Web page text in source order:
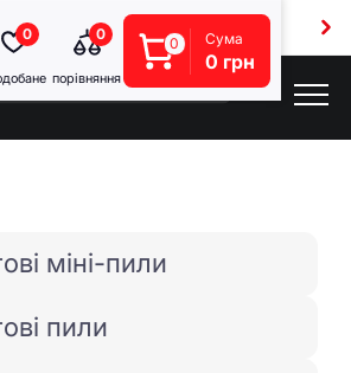
доставка від 5000 грн
0 0
0 Сума
0 грн
міні-пили
пили